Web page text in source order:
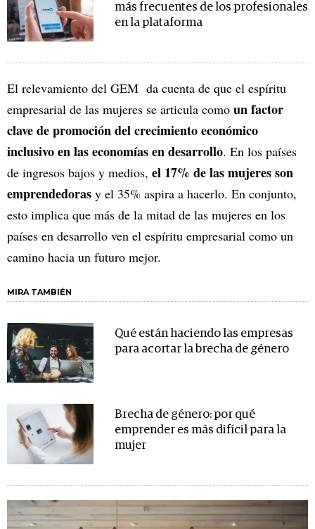
más frecuentes de los profesionales
en la plataforma
El relevamiento del GEM da cuenta de que el espíritu
empresarial de las mujeres se articula como un factor
clave de promoción del crecimiento económico
inclusivo en las economías en desarrollo. En los países
de ingresos bajos y medios, el 17% de las mujeres son
emprendedoras y el 35% aspira a hacerlo. En conjunto,
esto implica que más de la mitad de las mujeres en los
países en desarrollo ven el espíritu empresarial como un
camino hacia un futuro mejor.
MIRA TAMBIÉN
Qué están haciendo las empresas
para acortar la brecha de género
Brecha de género: por qué
emprender es más difícil para la
mujer